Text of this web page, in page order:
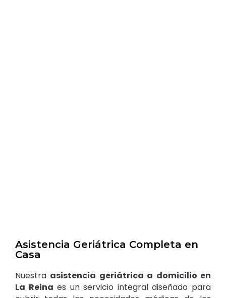
Asistencia Geriátrica Completa en
Casa
Nuestra asistencia geriátrica a domicilio en
La Reina es un servicio integral diseñado para